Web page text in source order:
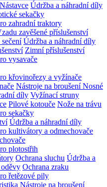
Nástavce Údržba a náhradní díly
sekačky
zavěšené příslušenství
Údržba a náhradní díly
Zimní příslušenství
Nástroje na broušeníNosné
díly Vyžínací struny
Pilové kotouče Nože na trávu
Údržba a náhradní díly
Ochrana sluchu Údržba a
Ochrana zraku
Nástroje na broušení